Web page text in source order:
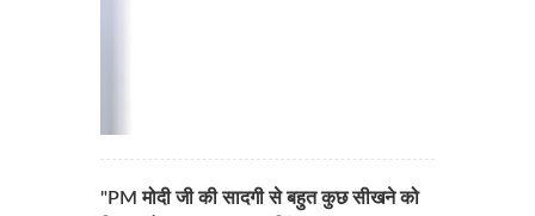
"PM मोदी जी की सादगी से बहुत कुछ सीखने को